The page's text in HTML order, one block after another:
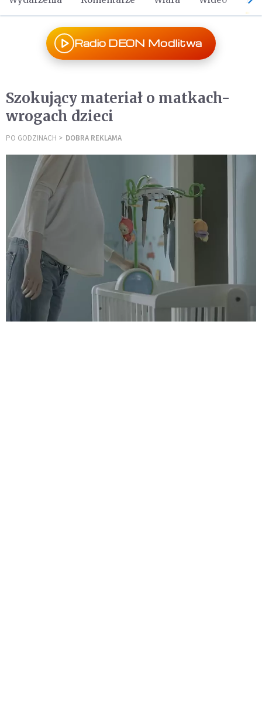
Radio DEON Modlitwa
Szokujący materiał o matkach-
wrogach dzieci
PO GODZINACH DOBRA REKLAMA